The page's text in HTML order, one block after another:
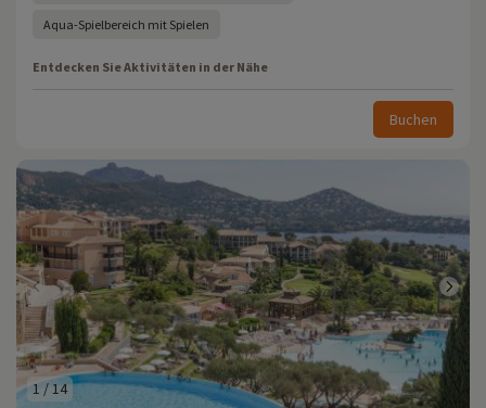
Aqua-Spielbereich mit Spielen
Entdecken Sie Aktivitäten in der Nähe
Buchen
1 /14